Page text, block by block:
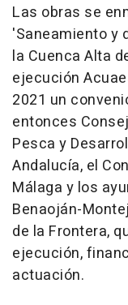
Las obras se
'Saneamiento y
la Cuenca Alta
ejecución
2021 un
entonces
Pesca y
Andalucía, el
Málaga y los
Benaoján-
de la Frontera,
ejecución,
actuación.